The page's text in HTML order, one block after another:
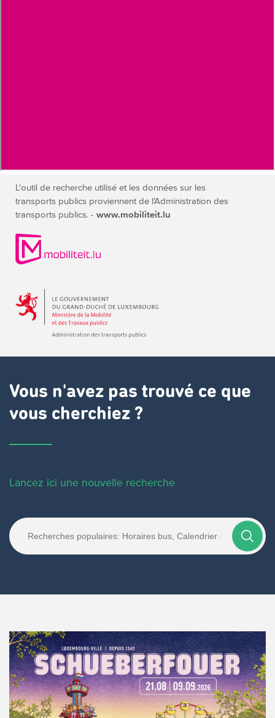
L'outil de recherche utilisé et les données sur les
transports publics proviennent de l'Administration des
transports publics. - www.mobiliteit.lu
Vous n'avez pas trouvé ce que
vous cherchiez ?
Lancez ici une nouvelle recherche